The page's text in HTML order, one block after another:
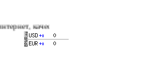
цифровое и кабельное